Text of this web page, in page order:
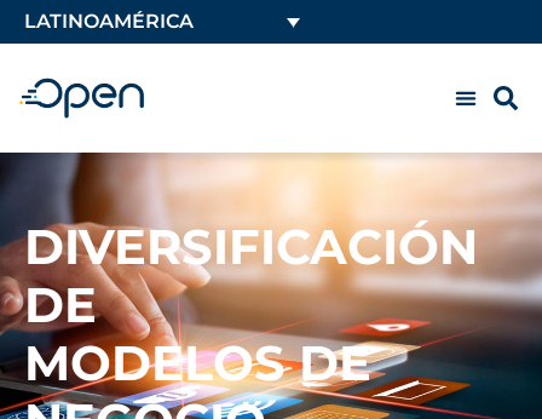
LATINOAMÉRICA
DIVERSIFICACIÓN
DE
MODELOS DE